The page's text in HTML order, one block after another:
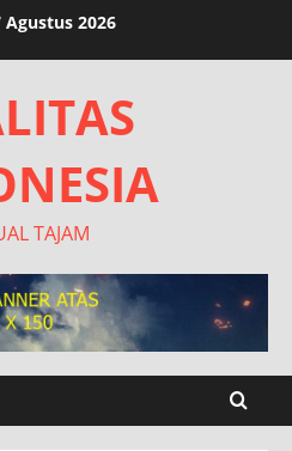
Agustus 2026
TAJAM